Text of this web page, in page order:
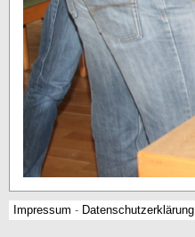
Impressum - Datenschutzerklärung